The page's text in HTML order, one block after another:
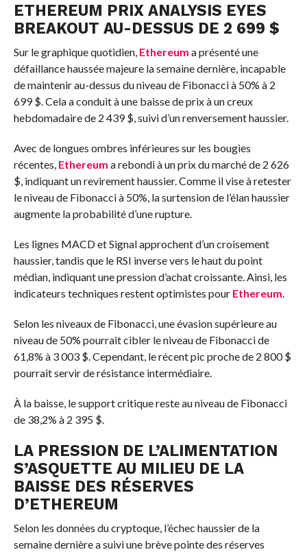
ETHEREUM PRIX ANALYSIS EYES
BREAKOUT AU-DESSUS DE 2 699 $
Sur le graphique quotidien, Ethereum a présenté une
défaillance haussée majeure la semaine dernière, incapable
de maintenir au-dessus du niveau de Fibonacci à 50% à 2
699 $. Cela a conduit à une baisse de prix à un creux
hebdomadaire de 2 439 $, suivi d’un renversement haussier.
Avec de longues ombres inférieures sur les bougies
récentes, Ethereum a rebondi à un prix du marché de 2 626
$, indiquant un revirement haussier. Comme il vise à retester
le niveau de Fibonacci à 50%, la surtension de l’élan haussier
augmente la probabilité d’une rupture.
Les lignes MACD et Signal approchent d’un croisement
haussier, tandis que le RSI inverse vers le haut du point
médian, indiquant une pression d’achat croissante. Ainsi, les
indicateurs techniques restent optimistes pour Ethereum
Selon les niveaux de Fibonacci, une évasion supérieure au
niveau de 50% pourrait cibler le niveau de Fibonacci de
61,8% à 3 003 $. Cependant, le récent pic proche de 2 800 $
pourrait servir de résistance intermédiaire.
À la baisse, le support critique reste au niveau de Fibonacci
de 38,2% à 2 395 $.
LA PRESSION DE L’ALIMENTATION
S’ASQUETTE AU MILIEU DE LA
BAISSE DES RÉSERVES
D’ETHEREUM
Selon les données du cryptoque, l’échec haussier de la
semaine dernière a suivi une brève pointe des réserves